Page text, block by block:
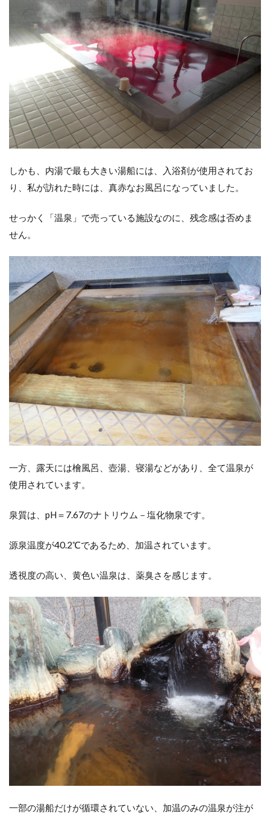
しかも、内湯で最も大きい湯船には、入浴剤が使用されてお
り、私が訪れた時には、真赤なお風呂になっていました。
せっかく「温泉」で売っている施設なのに、残念感は否めま
せん。
一方、露天には檜風呂、壺湯、寝湯などがあり、全て温泉が
使用されています。
泉質は、pH＝7.67のナトリウム－塩化物泉です。
源泉温度が40.2℃であるため、加温されています。
透視度の高い、黄色い温泉は、薬臭さを感じます。
一部の湯船だけが循環されていない、加温のみの温泉が注が